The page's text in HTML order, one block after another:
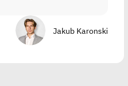
Jakub Karonski